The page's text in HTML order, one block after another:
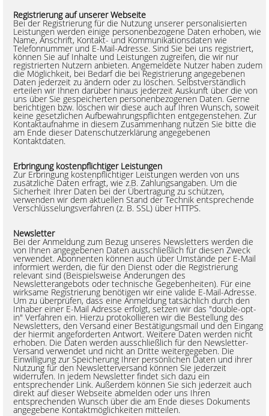
Registrierung auf unserer Webseite
Bei der Registrierung für die Nutzung unserer personalisierten
Leistungen werden einige personenbezogene Daten erhoben, wie
Name, Anschrift, Kontakt- und Kommunikationsdaten wie
Telefonnummer und E-Mail-Adresse. Sind Sie bei uns registriert,
können Sie auf Inhalte und Leistungen zugreifen, die wir nur
registrierten Nutzern anbieten. Angemeldete Nutzer haben zudem
die Möglichkeit, bei Bedarf die bei Registrierung angegebenen
Daten jederzeit zu ändern oder zu löschen. Selbstverständlich
erteilen wir Ihnen darüber hinaus jederzeit Auskunft über die von
uns über Sie gespeicherten personenbezogenen Daten. Gerne
berichtigen bzw. löschen wir diese auch auf Ihren Wunsch, soweit
keine gesetzlichen Aufbewahrungspflichten entgegenstehen. Zur
Kontaktaufnahme in diesem Zusammenhang nutzen Sie bitte die
am Ende dieser Datenschutzerklärung angegebenen
Kontaktdaten.
Erbringung kostenpflichtiger Leistungen
Zur Erbringung kostenpflichtiger Leistungen werden von uns
zusätzliche Daten erfragt, wie z.B. Zahlungsangaben. Um die
Sicherheit Ihrer Daten bei der Übertragung zu schützen,
verwenden wir dem aktuellen Stand der Technik entsprechende
Verschlüsselungsverfahren (z. B. SSL) über HTTPS.
Newsletter
Bei der Anmeldung zum Bezug unseres Newsletters werden die
von Ihnen angegebenen Daten ausschließlich für diesen Zweck
verwendet. Abonnenten können auch über Umstände per E-Mail
informiert werden, die für den Dienst oder die Registrierung
relevant sind (Beispielsweise Änderungen des
Newsletterangebots oder technische Gegebenheiten). Für eine
wirksame Registrierung benötigen wir eine valide E-Mail-Adresse.
Um zu überprüfen, dass eine Anmeldung tatsächlich durch den
Inhaber einer E-Mail Adresse erfolgt, setzen wir das "double-opt-
in" Verfahren ein. Hierzu protokollieren wir die Bestellung des
Newsletters, den Versand einer Bestätigungsmail und den Eingang
der hiermit angeforderten Antwort. Weitere Daten werden nicht
erhoben. Die Daten werden ausschließlich für den Newsletter-
Versand verwendet und nicht an Dritte weitergegeben. Die
Einwilligung zur Speicherung Ihrer persönlichen Daten und ihrer
Nutzung für den Newsletterversand können Sie jederzeit
widerrufen. In jedem Newsletter findet sich dazu ein
entsprechender Link. Außerdem können Sie sich jederzeit auch
direkt auf dieser Webseite abmelden oder uns Ihren
entsprechenden Wunsch über die am Ende dieses Dokuments
angegebene Kontaktmöglichkeiten mitteilen.